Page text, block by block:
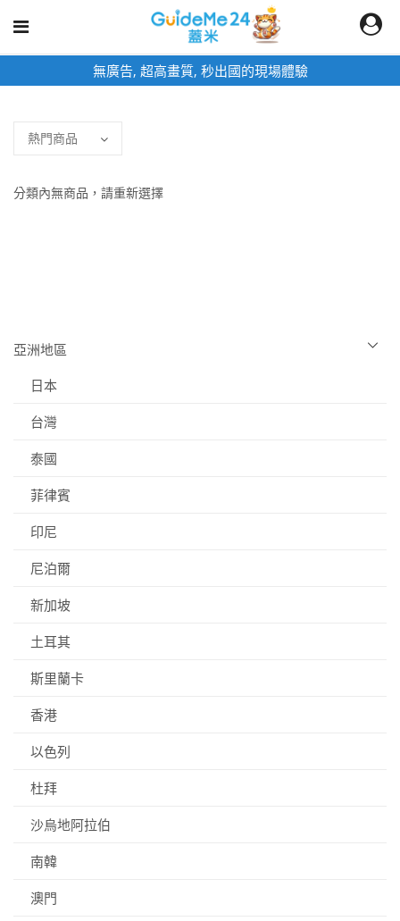
無廣告, 超高畫質, 秒出國的現場體驗
分類內無商品，請重新選擇
亞洲地區
日本
台灣
泰國
菲律賓
印尼
尼泊爾
新加坡
土耳其
斯里蘭卡
香港
以色列
杜拜
沙烏地阿拉伯
南韓
澳門